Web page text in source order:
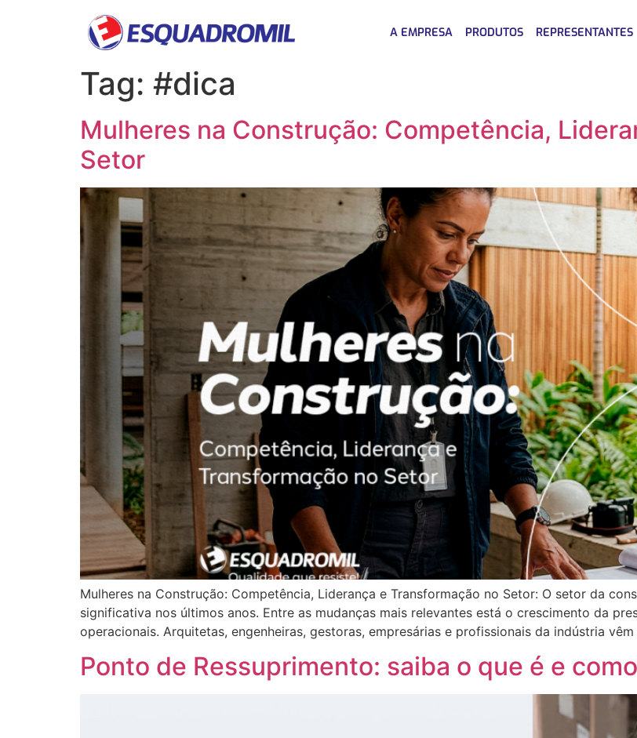
A EMPRESA PRODUTOS REPRESENTANTES
Tag: #dica
Mulheres na Construção: Competência,
Setor
Mulheres na Construção: Competência, Liderança e Transformação no Setor: O setor da
significativa nos últimos anos. Entre as mudanças mais relevantes está o crescimento da
operacionais. Arquitetas, engenheiras, gestoras, empresárias e profissionais da indústria
Ponto de Ressuprimento: saiba o que é e